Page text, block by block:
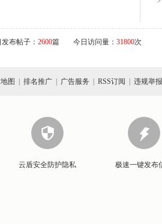
布帖子： 2600篇 今日访问量： 31800次
图 排名推广 广告服务 RSS订阅 违规举报
云盾安全防护隐私 极速一键发布